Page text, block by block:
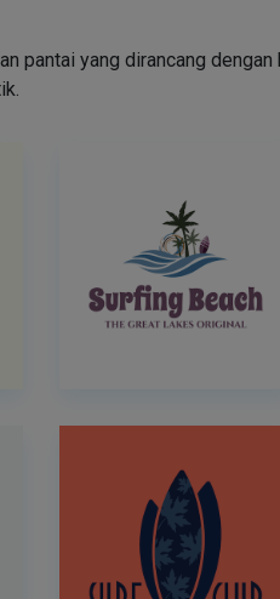
pantai yang dirancang